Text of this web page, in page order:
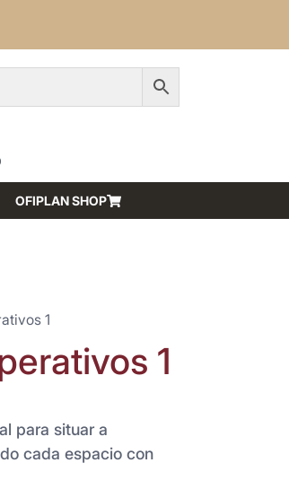
OFIPLAN SHOP
1
1
para situar a
cada espacio con